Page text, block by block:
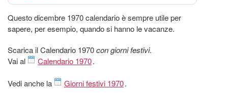
Questo dicembre 1970 calendario è sempre utile per
sapere, per esempio, quando si hanno le vacanze.
Scarica il Calendario 1970con giorni festivi.
Vai al
Calendario 1970.
Vedi anche la Giorni festivi 1970.